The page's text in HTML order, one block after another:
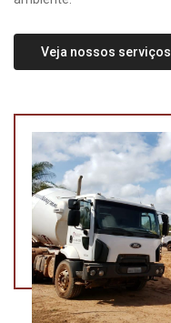
Veja nossos serviços